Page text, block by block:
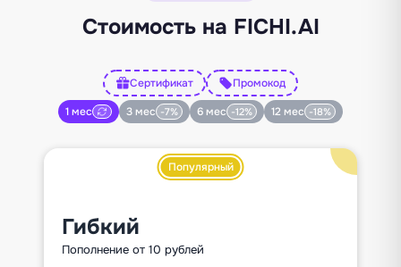
Стоимость на FICHI.AI
Сертификат
1 мес
3 мес -7% 6 мес -12% 12 мес -18%
Промокод
Популярный
Гибкий
Пополнение от 10 рублей